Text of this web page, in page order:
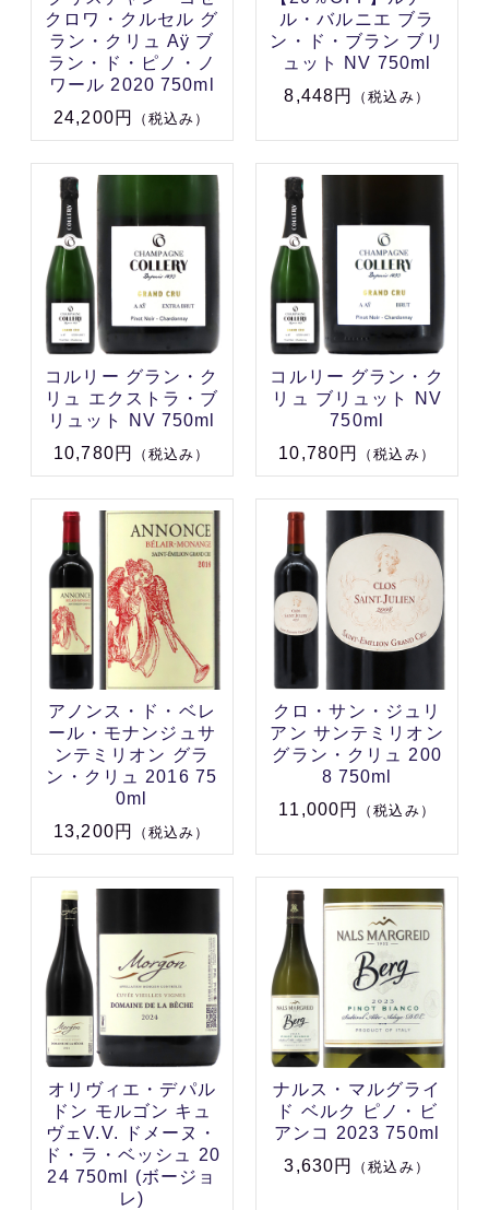
クロワ・クルセル グ
ラン・クリュ Aÿ ブ
ラン・ド・ピノ・ノ
ワール 2020 750ml
24,200円
（税込み）
ル・バルニエ ブラ
ン・ド・ブラン ブリ
ュット NV 750ml
8,448円
（税込み）
コルリー グラン・ク
リュ エクストラ・ブ
リュット NV 750ml
10,780円
（税込み）
コルリー グラン・ク
リュ ブリュット NV
750ml
10,780円
（税込み）
アノンス・ド・ベレ
ール・モナンジュサ
ンテミリオン グラ
ン・クリュ 2016 75
0ml
13,200円
（税込み）
クロ・サン・ジュリ
アン サンテミリオン
グラン・クリュ 200
8 750ml
11,000円
（税込み）
オリヴィエ・デパル
ドン モルゴン キュ
ヴェV.V. ドメーヌ・
ド・ラ・ベッシュ 20
24 750ml (ボージョ
レ)
ナルス・マルグライ
ド ベルク ピノ・ビ
アンコ 2023 750ml
3,630円
（税込み）